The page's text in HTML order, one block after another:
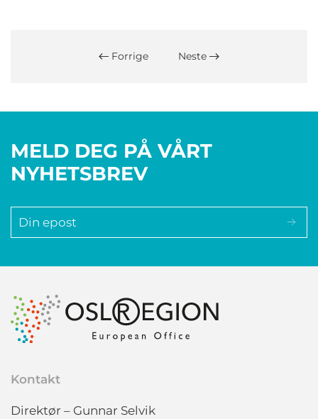
Forrige Neste
MELD DEG PÅ VÅRT
NYHETSBREV
Kontakt
Direktør – Gunnar Selvik